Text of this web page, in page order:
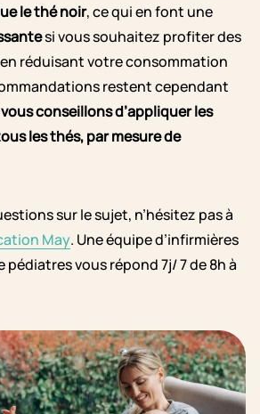
le thé noir, ce qui en font une
si vous souhaitez profiter des
réduisant votre consommation
restent cependant
conseillons d’appliquer les
les thés, par mesure de
sur le sujet, n’hésitez pas à
May. Une équipe d’infirmières
vous répond 7j/ 7 de 8h à